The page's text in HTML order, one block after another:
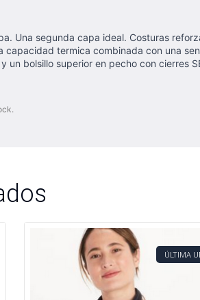
Una segunda capa ideal. Costuras
capacidad termica combinada con una
un bolsillo superior en pecho con
ÚLTIMA